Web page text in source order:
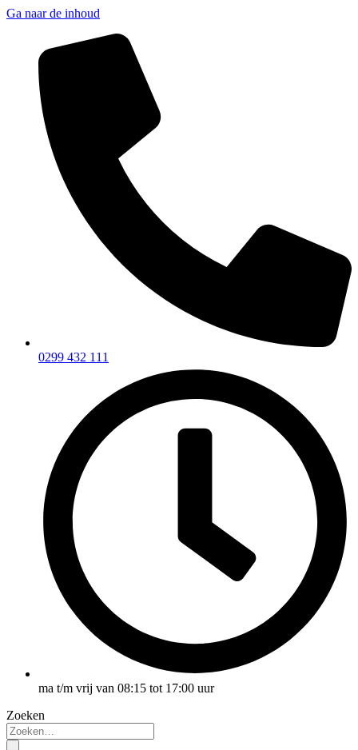
Ga naar de inhoud
0299 432 111
ma t/m vrij van 08:15 tot 17:00 uur
Zoeken